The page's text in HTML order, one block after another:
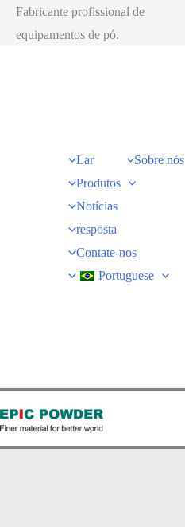
Fabricante profissional de
equipamentos de pó.
Lar
Sobre nós
Produtos
Notícias
resposta
Contate-nos
Portuguese